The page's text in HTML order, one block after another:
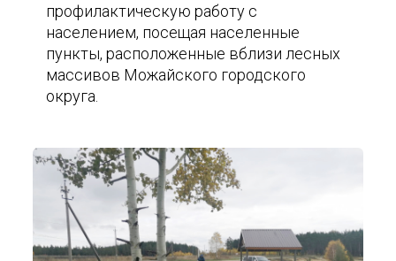
профилактическую работу с
населением, посещая населенные
пункты, расположенные вблизи лесных
массивов Можайского городского
округа.